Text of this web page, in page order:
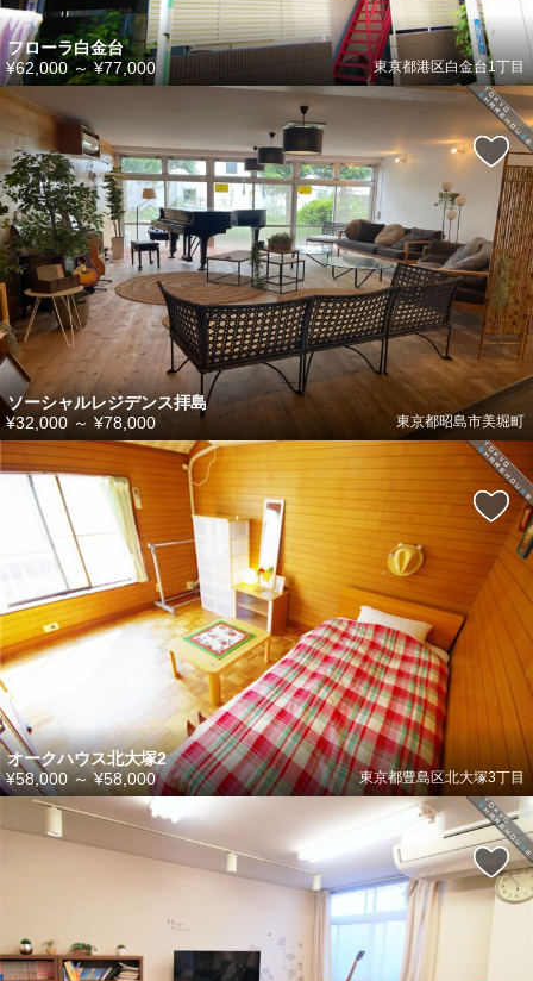
フローラ白金台
東京都港区白金台1丁目
¥62,000～¥77,000
ソーシャルレジデンス拝島
東京都昭島市美堀町
¥32,000 ～ ¥78,000
オークハウス北大塚2
東京都豊島区北大塚3丁目
¥58,000～¥58,000